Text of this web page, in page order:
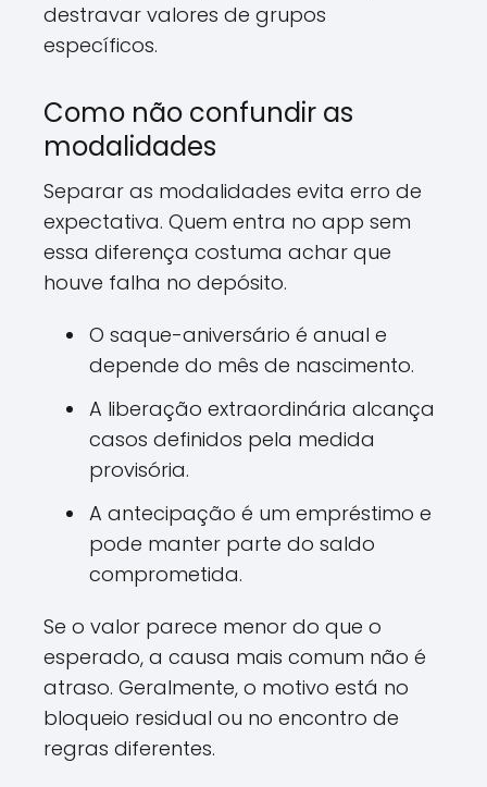
destravar valores de grupos
específicos.
Como não confundir as
modalidades
Separar as modalidades evita erro de
expectativa. Quem entra no app sem
essa diferença costuma achar que
houve falha no depósito.
O saque-aniversário é anual e
depende do mês de nascimento.
A liberação extraordinária alcança
casos definidos pela medida
provisória.
A antecipação é um empréstimo e
pode manter parte do saldo
comprometida.
Se o valor parece menor do que o
esperado, a causa mais comum não é
atraso. Geralmente, o motivo está no
bloqueio residual ou no encontro de
regras diferentes.